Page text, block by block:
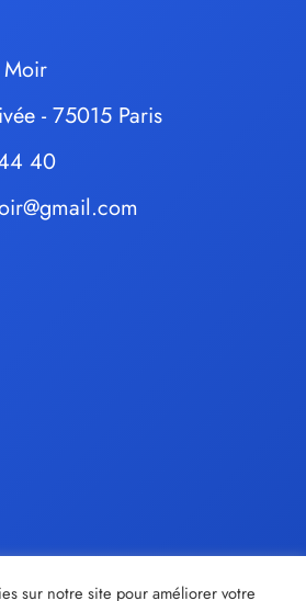
Moir
- 75015 Paris
40
sur notre site pour améliorer votre